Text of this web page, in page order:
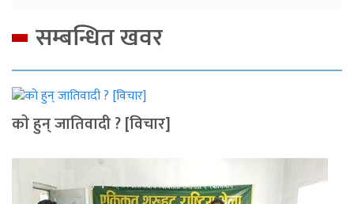
सम्बन्धित खवर
काे हुन् जातिवादी ? [विचार]